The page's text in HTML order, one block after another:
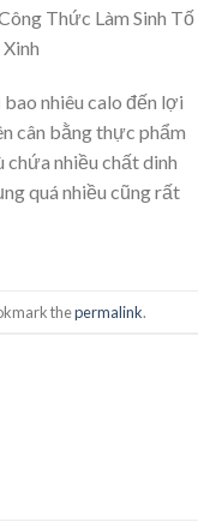
Thức Làm Sinh Tố
nhiêu calo đến lợi
cân bằng thực phẩm
chứa nhiều chất dinh
quá nhiều cũng rất
thepermalink.